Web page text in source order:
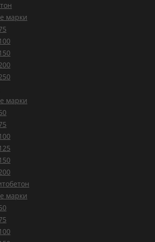
марки
марки
марки